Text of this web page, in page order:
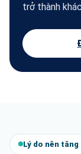
trở thành
Lý do nên